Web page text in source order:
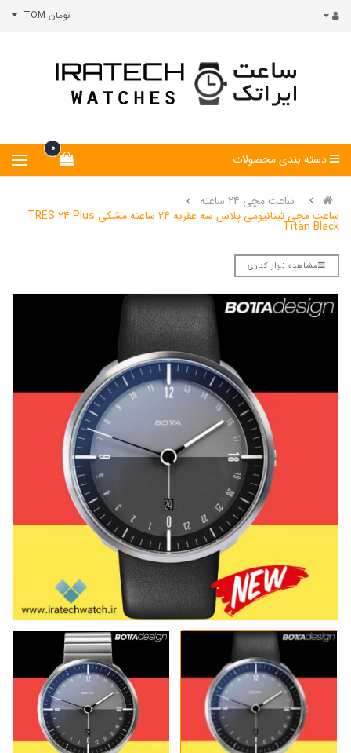
تومان TOM
0
دسته بندی محصولات
ساعت مچی 24 ساعته
ساعت مچی تیتانیومی پلاس سه عقربه 24 ساعته مشکی TRES 24 Plus
Titan Black
مشاهده نوار کناری